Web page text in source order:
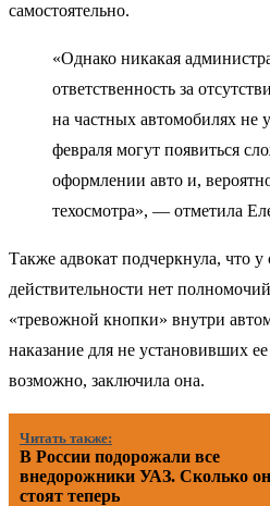
самостоятельно.
«Однако никакая
ответственность за
на частных автомобилях не
февраля могут появиться
оформлении авто и,
техосмотра», — отметила
Также адвокат подчеркнула, что
действительности нет
«тревожной кнопки» внутри
наказание для не установивших
возможно, заключила она.
Читать также:
В России подорожали все
внедорожники УАЗ. Сколько
стоят теперь